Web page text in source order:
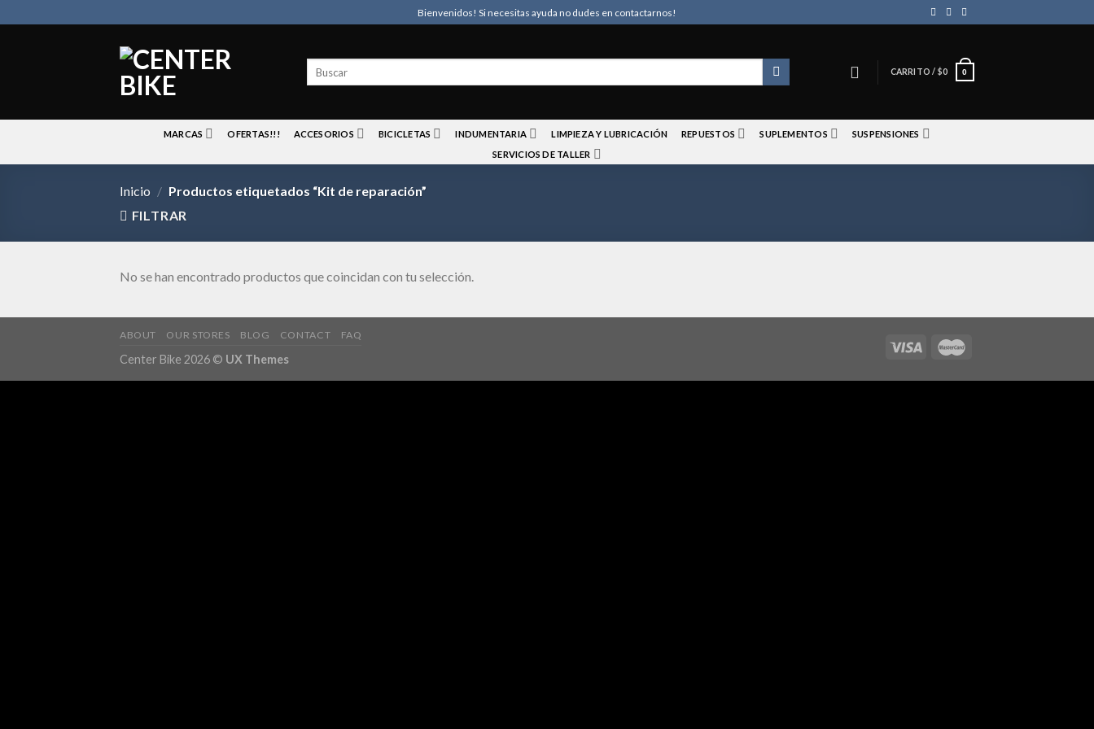
to
Bienvenidos! Si necesitas ayuda no dudes en contactarnos!
CARRITO / $0 0
MARCAS OFERTAS!!! ACCESORIOS BICICLETAS INDUMENTARIA LIMPIEZA Y LUBRICACIÓN REPUESTOS SUPLEMENTOS
SUSPENSIONES
SERVICIOS DE TALLER
Inicio / Productos etiquetados “Kit de reparación”
FILTRAR
No se han encontrado productos que coincidan con tu selección.
ABOUT OUR STORES BLOG CONTACT FAQ
Center Bike 2026 © UX Themes